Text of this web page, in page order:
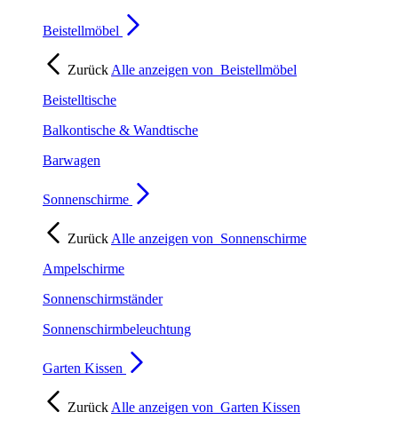
Beistellmöbel
Zurück Alle anzeigen von Beistellmöbel
Beistelltische
Balkontische & Wandtische
Barwagen
Sonnenschirme
Zurück Alle anzeigen von Sonnenschirme
Ampelschirme
Sonnenschirmständer
Sonnenschirmbeleuchtung
Garten Kissen
Zurück Alle anzeigen von Garten Kissen